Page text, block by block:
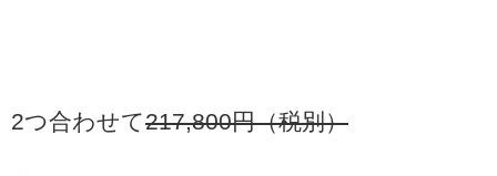
2つ合わせて217,800円（税別）